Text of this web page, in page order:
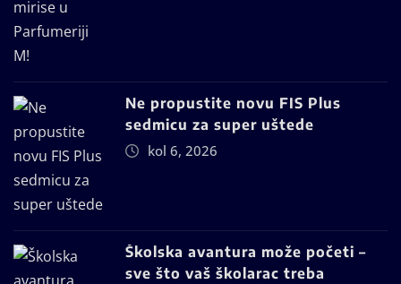
Ne propustite novu FIS Plus
sedmicu za super uštede
kol 6, 2026
Školska avantura može početi –
sve što vaš školarac treba